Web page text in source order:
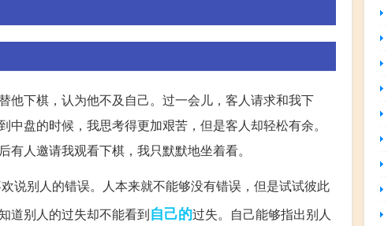
他下棋，认为他不及自己。过一会儿，客人请求和我下
盘的时候，我思考得更加艰苦，但是客人却轻松有余。
人邀请我观看下棋，我只默默地坐着看。
说别人的错误。人本来就不能够没有错误，但是试试彼此
道别人的过失却不能看到自己的过失。自己能够指出别人